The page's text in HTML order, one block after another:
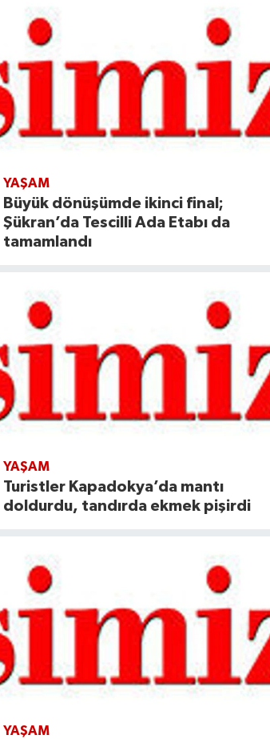
YAŞAM
Büyük dönüşümde ikinci final;
Şükran’da Tescilli Ada Etabı da
tamamlandı
YAŞAM
Turistler Kapadokya’da mantı
doldurdu, tandırda ekmek pişirdi
YAŞAM